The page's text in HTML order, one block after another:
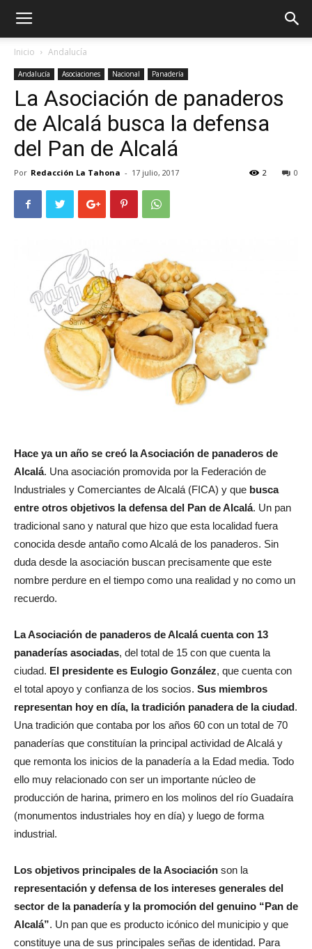
Inicio Andalucía
Andalucía Asociaciones Nacional Panadería
La Asociación de panaderos
de Alcalá busca la defensa
del Pan de Alcalá
Por Redacción La Tahona - 17 julio, 2017 0
2
Hace ya un año se creó la Asociación de panaderos de
Alcalá. Una asociación promovida por la Federación de
Industriales y Comerciantes de Alcalá (FICA) y que busca
entre otros objetivos la defensa del Pan de Alcalá. Un pan
tradicional sano y natural que hizo que esta localidad fuera
conocida desde antaño como Alcalá de los panaderos. Sin
duda desde la asociación buscan precisamente que este
nombre perdure en el tiempo como una realidad y no como un
recuerdo.
La Asociación de panaderos de Alcalá cuenta con 13
panaderías asociadas, del total de 15 con que cuenta la
ciudad. El presidente es Eulogio González, que cuenta con
el total apoyo y confianza de los socios. Sus miembros
representan hoy en día, la tradición panadera de la ciudad.
Una tradición que contaba por los años 60 con un total de 70
panaderías que constituían la principal actividad de Alcalá y
que remonta los inicios de la panadería a la Edad media. Todo
ello muy relacionado con ser un importante núcleo de
producción de harina, primero en los molinos del río Guadaíra
(monumentos industriales hoy en día) y luego de forma
industrial.
Los objetivos principales de la Asociación son la
representación y defensa de los intereses generales del
sector de la panadería y la promoción del genuino “Pan de
Alcalá”. Un pan que es producto icónico del municipio y que
constituye una de sus principales señas de identidad. Para